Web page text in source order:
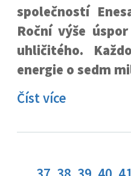
společností
Roční výše
uhličitého.
energie o sedm
Číst více